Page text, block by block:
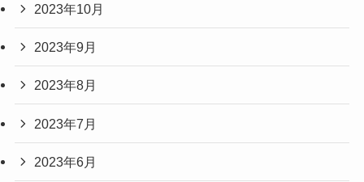
2023年10月
2023年9月
2023年8月
2023年7月
2023年6月